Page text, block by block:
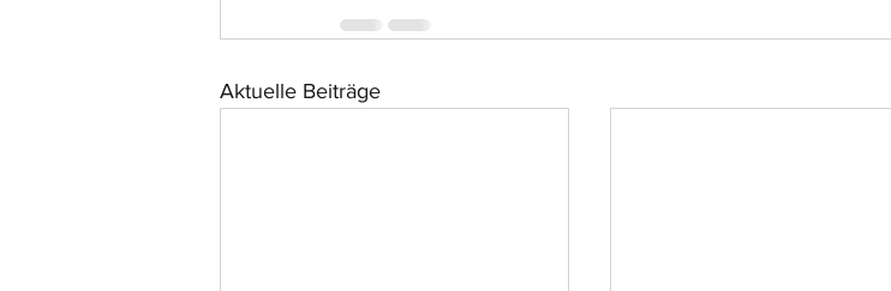
Aktuelle Beiträge